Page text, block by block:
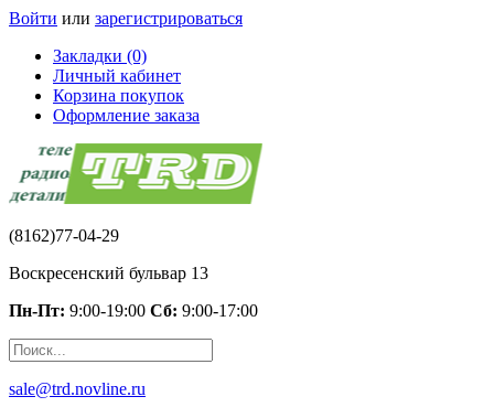
Войти или зарегистрироваться
Закладки (0)
Личный кабинет
Корзина покупок
Оформление заказа
(8162)77-04-29
Воскресенский бульвар 13
Пн-Пт: 9:00-19:00 Сб: 9:00-17:00
sale@trd.novline.ru